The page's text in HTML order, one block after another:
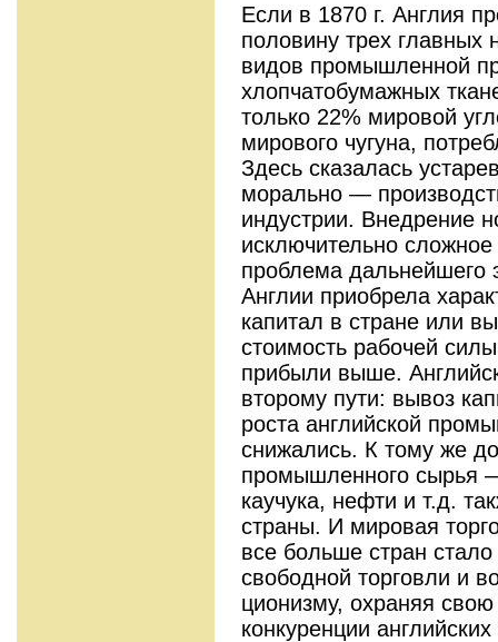
Если в 1870 г. Англия
половину трех
видов промышленной
хлопчатобумажных
только 22% мировой
мирового чугуна,
Здесь сказалась
морально —
индустрии. Внедрение
исключительно
проблема даль­нейшего
Англии приобрела
капитал в стране или
стоимость рабочей
прибы­ли выше.
второму пути: вы­воз
роста английской
снижались. К тому же
промышленного сырья
каучука, нефти и т.д.
страны. И мировая
все больше стран стало
свободной торговли и
ционизму, охраняя
конкуренции